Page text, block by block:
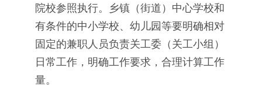
院校参照执行。乡镇（街道）中心学校和
有条件的中小学校、幼儿园等要明确相对
固定的兼职人员负责关工委（关工小组）
日常工作，明确工作要求，合理计算工作
量。